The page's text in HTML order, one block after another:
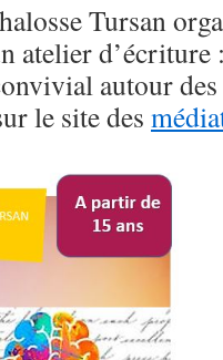
Tursan
atelier d’écriture
autour
le site des